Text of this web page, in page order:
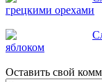
грецкими орехами
яблоком
Оставить свой